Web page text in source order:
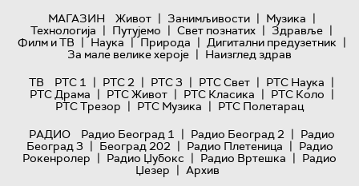
МАГАЗИН
Живот | Занимљивости | Музика |
Технологијa | Путујемо | Свет познатих | Здравље |
Филм и ТВ | Наука | Природа | Дигитални предузетник |
За мале велике хероје | Наизглед здрав
ТВ
РТС 1 | РТС 2 | РТС 3 | РТС Свет | РТС Наука |
РТС Драма | РТС Живот | РТС Класика | РТС Коло |
РТС Трезор | РТС Музика | РТС Полетарац
РАДИО
Радио Београд 1 | Радио Београд 2 | Радио
Београд 3 | Београд 202 | Радио Плетеница | Радио
Рокенролер | Радио Џубокс | Радио Вртешка | Радио
Џезер | Архив